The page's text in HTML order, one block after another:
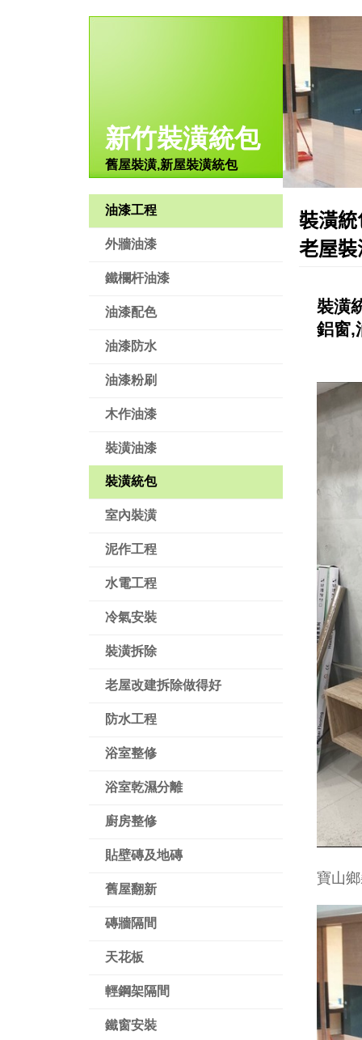
新竹裝潢統包
舊屋裝潢,新屋裝潢統包
油漆工程
外牆油漆
鐵欄杆油漆
油漆配色
油漆防水
油漆粉刷
木作油漆
裝潢油漆
裝潢統包
室內裝潢
泥作工程
水電工程
冷氣安裝
裝潢拆除
老屋改建拆除做得好
防水工程
浴室整修
浴室乾濕分離
廚房整修
貼壁磚及地磚
舊屋翻新
磚牆隔間
天花板
輕鋼架隔間
鐵窗安裝
裝潢
老屋裝
裝潢
鋁窗,
寶山